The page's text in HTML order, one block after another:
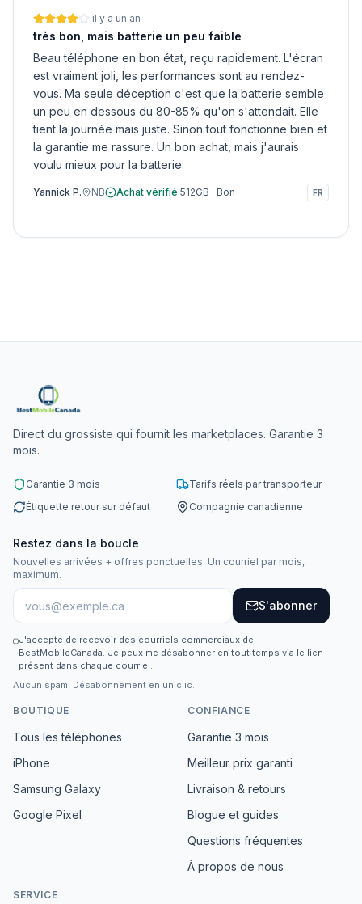
·il y a un an
très bon, mais batterie un peu faible
Beau téléphone en bon état, reçu rapidement. L'écran
est vraiment joli, les performances sont au rendez-
vous. Ma seule déception c'est que la batterie semble
un peu en dessous du 80-85% qu'on s'attendait. Elle
tient la journée mais juste. Sinon tout fonctionne bien et
la garantie me rassure. Un bon achat, mais j'aurais
voulu mieux pour la batterie.
Yannick P. NB Achat vérifié·512GB · Bon FR
Direct du grossiste qui fournit les marketplaces. Garantie 3
mois.
Garantie 3 mois
Tarifs réels par transporteur
Étiquette retour sur défaut
Compagnie canadienne
Restez dans la boucle
Nouvelles arrivées + offres ponctuelles. Un courriel par mois,
maximum.
S'abonner
J'accepte de recevoir des courriels commerciaux de
BestMobileCanada. Je peux me désabonner en tout temps via le lien
présent dans chaque courriel.
Aucun spam. Désabonnement en un clic.
BOUTIQUE
Tous les téléphones
iPhone
Samsung Galaxy
Google Pixel
CONFIANCE
Garantie 3 mois
Meilleur prix garanti
Livraison & retours
Blogue et guides
Questions fréquentes
À propos de nous
SERVICE